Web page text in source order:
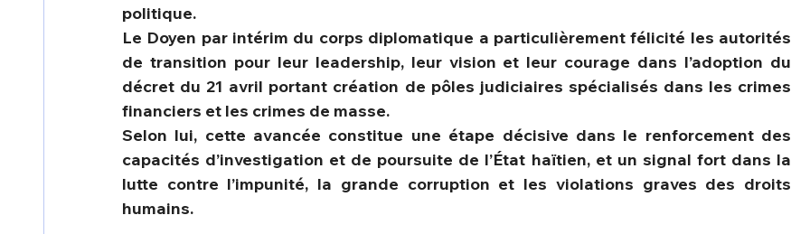
politique.
Le Doyen par intérim du corps diplomatique a particulièrement félicité les autorités
de transition pour leur leadership, leur vision et leur courage dans l’adoption du
décret du 21 avril portant création de pôles judiciaires spécialisés dans les crimes
financiers et les crimes de masse.
Selon lui, cette avancée constitue une étape décisive dans le renforcement des
capacités d’investigation et de poursuite de l’État haïtien, et un signal fort dans la
lutte contre l’impunité, la grande corruption et les violations graves des droits
humains.